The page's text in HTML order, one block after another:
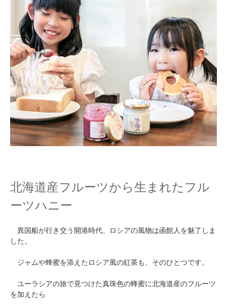
北海道産フルーツから生まれたフル
ーツハニー
異国船が行き交う開港時代、ロシアの風物は函館人を魅了しま
した。
ジャムや蜂蜜を添えたロシア風の紅茶も、そのひとつです。
ユーラシアの旅で見つけた真珠色の蜂蜜に北海道産のフルーツ
を加えたら